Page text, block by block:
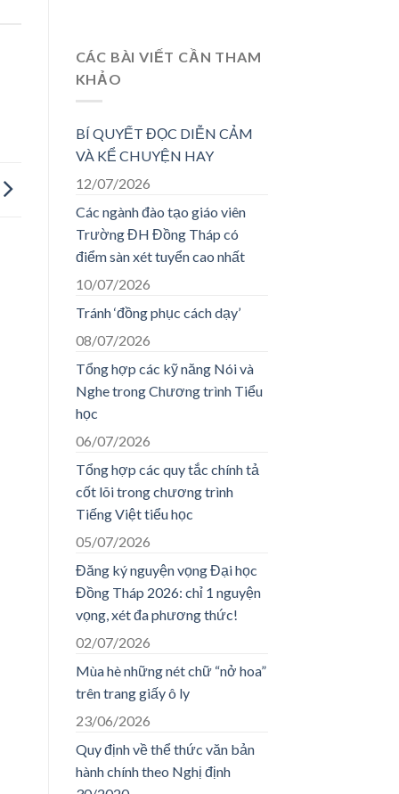
CÁC BÀI VIẾT CẦN THAM
KHẢO
BÍ QUYẾT ĐỌC DIỄN CẢM
VÀ KỂ CHUYỆN HAY
12/07/2026
Các ngành đào tạo giáo viên
Trường ĐH Đồng Tháp có
điểm sàn xét tuyển cao nhất
10/07/2026
Tránh ‘đồng phục cách dạy’
08/07/2026
Tổng hợp các kỹ năng Nói và
Nghe trong Chương trình Tiểu
học
06/07/2026
Tổng hợp các quy tắc chính tả
cốt lõi trong chương trình
Tiếng Việt tiểu học
05/07/2026
Đăng ký nguyện vọng Đại học
Đồng Tháp 2026: chỉ 1 nguyện
vọng, xét đa phương thức!
02/07/2026
Mùa hè những nét chữ “nở hoa”
trên trang giấy ô ly
23/06/2026
Quy định về thể thức văn bản
hành chính theo Nghị định